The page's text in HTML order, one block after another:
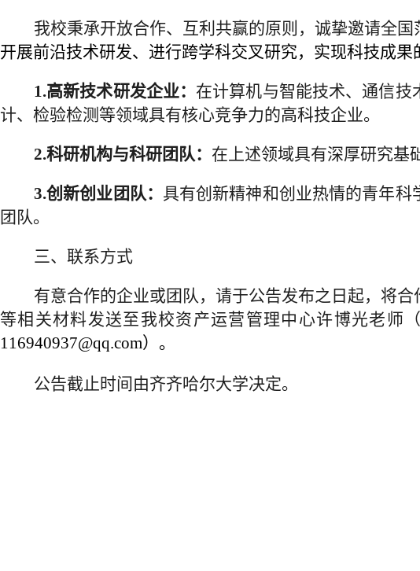
我校秉承开放合作、互利共赢的原则，诚挚邀请全
开展前沿技术研发、 进行跨学科交叉研究， 实现科技成果
1.高新技术研发企业： 在计算机与智能技术、通信技
计、 检验检测等领域具有核心竞争力的高科技企业。
2.科研机构与科研团队： 在 上述领域具有深厚研究基
3.创新创业团队： 具有创新精神和创业热情的青年
团队。
三、联系方式
有意合作的企业或团队，请于公告发布之日起，将
等相关材料发送至我校资产运营管理中心许博光老师
116940937@qq.com）。
公告截止时间由齐齐哈尔大学决定。